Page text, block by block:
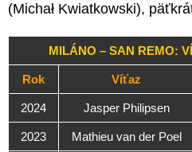
(Michał Kwiatkowski),
MILÁNO – SAN REMO:
Rok Víťaz
2024 Jasper Philipsen
2023 Mathieu van der Poel